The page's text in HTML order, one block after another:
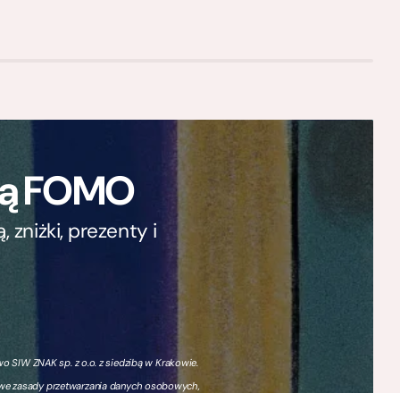
FOMO
zniżki, prezenty i
ZNAK sp. z o.o. z siedzibą w Krakowie.
zasady przetwarzania danych osobowych,